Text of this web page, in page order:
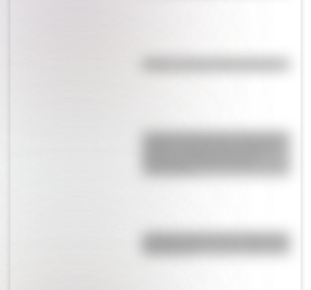
La gran hazaña del Cruce de los
continente
¿Sabías cómo fue la infancia de